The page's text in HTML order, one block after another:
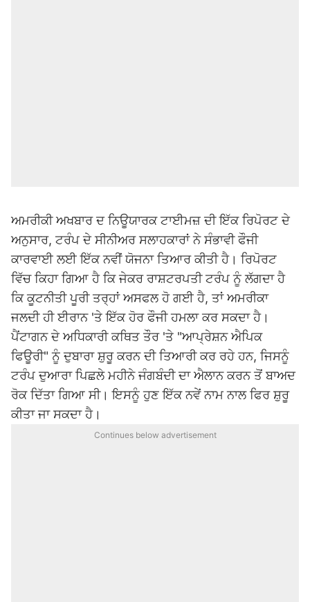
ਅਮਰੀਕੀ ਅਖਬਾਰ ਦ ਨਿਊਯਾਰਕ ਟਾਈਮਜ਼ ਦੀ ਇੱਕ ਰਿਪੋਰਟ ਦੇ
ਅਨੁਸਾਰ, ਟਰੰਪ ਦੇ ਸੀਨੀਅਰ ਸਲਾਹਕਾਰਾਂ ਨੇ ਸੰਭਾਵੀ ਫੌਜੀ
ਕਾਰਵਾਈ ਲਈ ਇੱਕ ਨਵੀਂ ਯੋਜਨਾ ਤਿਆਰ ਕੀਤੀ ਹੈ। ਰਿਪੋਰਟ
ਵਿੱਚ ਕਿਹਾ ਗਿਆ ਹੈ ਕਿ ਜੇਕਰ ਰਾਸ਼ਟਰਪਤੀ ਟਰੰਪ ਨੂੰ ਲੱਗਦਾ ਹੈ
ਕਿ ਕੂਟਨੀਤੀ ਪੂਰੀ ਤਰ੍ਹਾਂ ਅਸਫਲ ਹੋ ਗਈ ਹੈ, ਤਾਂ ਅਮਰੀਕਾ
ਜਲਦੀ ਹੀ ਈਰਾਨ 'ਤੇ ਇੱਕ ਹੋਰ ਫੌਜੀ ਹਮਲਾ ਕਰ ਸਕਦਾ ਹੈ।
ਪੈਂਟਾਗਨ ਦੇ ਅਧਿਕਾਰੀ ਕਥਿਤ ਤੌਰ 'ਤੇ "ਆਪ੍ਰੇਸ਼ਨ ਐਪਿਕ
ਫਿਊਰੀ" ਨੂੰ ਦੁਬਾਰਾ ਸ਼ੁਰੂ ਕਰਨ ਦੀ ਤਿਆਰੀ ਕਰ ਰਹੇ ਹਨ, ਜਿਸਨੂੰ
ਟਰੰਪ ਦੁਆਰਾ ਪਿਛਲੇ ਮਹੀਨੇ ਜੰਗਬੰਦੀ ਦਾ ਐਲਾਨ ਕਰਨ ਤੋਂ ਬਾਅਦ
ਰੋਕ ਦਿੱਤਾ ਗਿਆ ਸੀ। ਇਸਨੂੰ ਹੁਣ ਇੱਕ ਨਵੇਂ ਨਾਮ ਨਾਲ ਫਿਰ ਸ਼ੁਰੂ
ਕੀਤਾ ਜਾ ਸਕਦਾ ਹੈ।
Continues below advertisement